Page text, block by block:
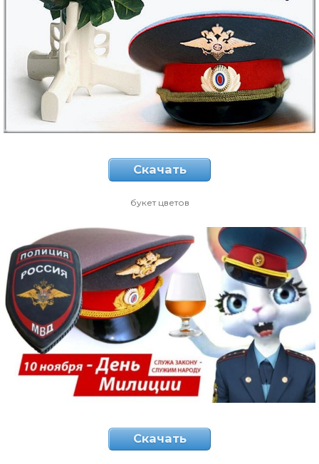
Скачать
букет цветов
Скачать